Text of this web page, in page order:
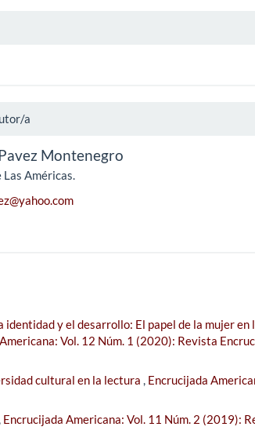
a
Montenegro
Américas.
identidad y el desarrollo: El papel de la mujer en
Vol. 12 Núm. 1 (2020): Revista
cultural en la lectura
Encrucijada
Encrucijada Americana: Vol. 11 Núm. 2 (2019):